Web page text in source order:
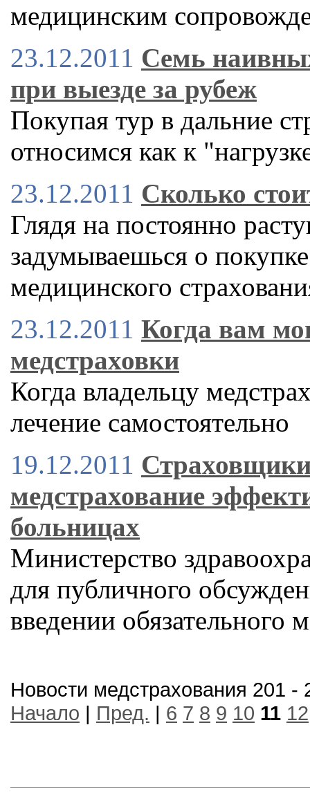
медицинским
23.12.2011 Семь
при выезде за рубеж
Покупая тур в дальние
относимся как к
23.12.2011 Сколько
Глядя на постоянно
задумываешься о
медицинского
23.12.2011 Когда вам
медстраховки
Когда владельцу
лечение самостоятельно
19.12.2011
медстрахование
больницах
Министерство
для публичного
введении обязательного
Новости медстрахования 201 -
Начало | Пред. | 6 7 8 9 10 11 12